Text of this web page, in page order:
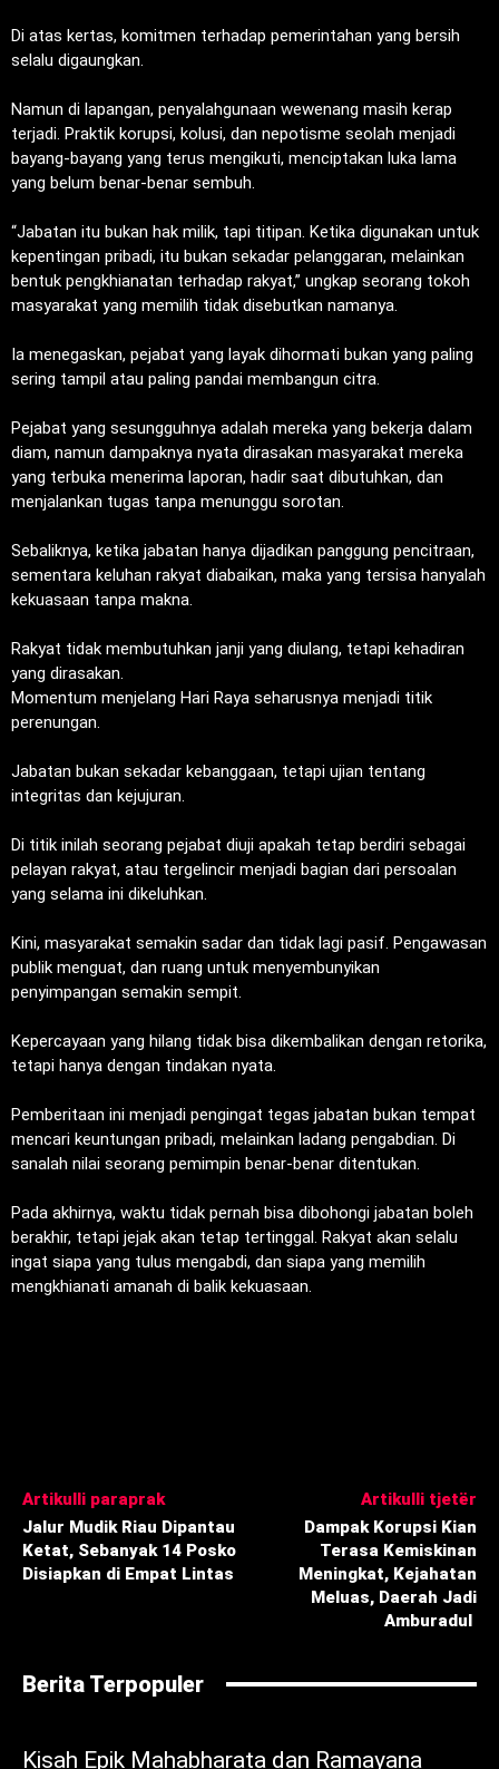
‎Di atas kertas, komitmen terhadap pemerintahan yang bersih
selalu digaungkan.
‎Namun di lapangan, penyalahgunaan wewenang masih kerap
terjadi. Praktik korupsi, kolusi, dan nepotisme seolah menjadi
bayang-bayang yang terus mengikuti, menciptakan luka lama
yang belum benar-benar sembuh.
‎“Jabatan itu bukan hak milik, tapi titipan. Ketika digunakan untuk
kepentingan pribadi, itu bukan sekadar pelanggaran, melainkan
bentuk pengkhianatan terhadap rakyat,” ungkap seorang tokoh
masyarakat yang memilih tidak disebutkan namanya.
‎Ia menegaskan, pejabat yang layak dihormati bukan yang paling
sering tampil atau paling pandai membangun citra.
‎Pejabat yang sesungguhnya adalah mereka yang bekerja dalam
diam, namun dampaknya nyata dirasakan masyarakat mereka
yang terbuka menerima laporan, hadir saat dibutuhkan, dan
menjalankan tugas tanpa menunggu sorotan.
‎Sebaliknya, ketika jabatan hanya dijadikan panggung pencitraan,
sementara keluhan rakyat diabaikan, maka yang tersisa hanyalah
kekuasaan tanpa makna.
‎Rakyat tidak membutuhkan janji yang diulang, tetapi kehadiran
yang dirasakan.
‎Momentum menjelang Hari Raya seharusnya menjadi titik
perenungan.
‎Jabatan bukan sekadar kebanggaan, tetapi ujian tentang
integritas dan kejujuran.
‎Di titik inilah seorang pejabat diuji apakah tetap berdiri sebagai
pelayan rakyat, atau tergelincir menjadi bagian dari persoalan
yang selama ini dikeluhkan.
‎Kini, masyarakat semakin sadar dan tidak lagi pasif. Pengawasan
publik menguat, dan ruang untuk menyembunyikan
penyimpangan semakin sempit.
‎Kepercayaan yang hilang tidak bisa dikembalikan dengan retorika,
tetapi hanya dengan tindakan nyata.
‎Pemberitaan ini menjadi pengingat tegas jabatan bukan tempat
mencari keuntungan pribadi, melainkan ladang pengabdian. Di
sanalah nilai seorang pemimpin benar-benar ditentukan.
‎Pada akhirnya, waktu tidak pernah bisa dibohongi jabatan boleh
berakhir, tetapi jejak akan tetap tertinggal. Rakyat akan selalu
ingat siapa yang tulus mengabdi, dan siapa yang memilih
mengkhianati amanah di balik kekuasaan.
Artikulli paraprak
Jalur Mudik Riau Dipantau
Ketat, Sebanyak 14 Posko
Disiapkan di Empat Lintas
Artikulli tjetër
Dampak Korupsi Kian
Terasa Kemiskinan
Meningkat, Kejahatan
Meluas, Daerah Jadi
Amburadul ‎
Berita Terpopuler
Kisah Epik Mahabharata dan Ramayana